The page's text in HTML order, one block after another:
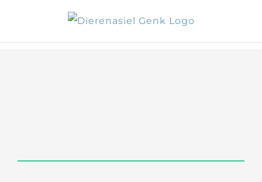
content